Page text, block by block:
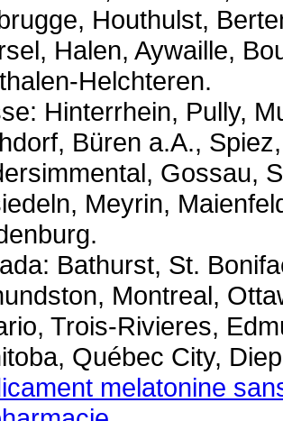
Houthulst,
Halen, Aywaille,
Helchteren.
Hinterrhein, Pully,
Büren a.A.,
Gossau,
Meyrin,
Bathurst, St.
Montreal,
Trois-Rivieres,
Québec City,
melatonine